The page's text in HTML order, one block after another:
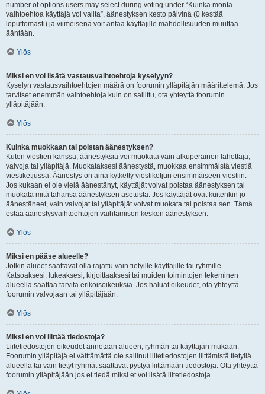
number of options users may select during voting under “Kuinka monta
vaihtoehtoa käyttäjä voi valita”, äänestyksen kesto päivinä (0 kestää
loputtomasti) ja viimeisenä voit antaa käyttäjille mahdollisuuden muuttaa
ääntään.
Ylös
Miksi en voi lisätä vastausvaihtoehtoja kyselyyn?
Kyselyn vastausvaihtoehtojen määrä on foorumin ylläpitäjän määrittelemä. Jos
tarvitset enemmän vaihtoehtoja kuin on sallittu, ota yhteyttä foorumin
ylläpitäjään.
Ylös
Kuinka muokkaan tai poistan äänestyksen?
Kuten viestien kanssa, äänestyksiä voi muokata vain alkuperäinen lähettäjä,
valvoja tai ylläpitäjä. Muokataksesi äänestystä, muokkaa ensimmäistä viestiä
viestiketjussa. Äänestys on aina kytketty viestiketjun ensimmäiseen viestiin.
Jos kukaan ei ole vielä äänestänyt, käyttäjät voivat poistaa äänestyksen tai
muokata mitä tahansa äänestyksen asetusta. Jos käyttäjät ovat kuitenkin jo
äänestäneet, vain valvojat tai ylläpitäjät voivat muokata tai poistaa sen. Tämä
estää äänestysvaihtoehtojen vaihtamisen kesken äänestyksen.
Ylös
Miksi en pääse alueelle?
Jotkin alueet saattavat olla rajattu vain tietyille käyttäjille tai ryhmille.
Katsoaksesi, lukeaksesi, kirjoittaaksesi tai muiden toimintojen tekeminen
alueella saattaa tarvita erikoisoikeuksia. Jos haluat oikeudet, ota yhteyttä
foorumin valvojaan tai ylläpitäjään.
Ylös
Miksi en voi liittää tiedostoja?
Liitetiedostojen oikeudet annetaan alueen, ryhmän tai käyttäjän mukaan.
Foorumin ylläpitäjä ei välttämättä ole sallinut liitetiedostojen liittämistä tietyllä
alueella tai vain tietyt ryhmät saattavat pystyä liittämään tiedostoja. Ota yhteyttä
foorumin ylläpitäjään jos et tiedä miksi et voi lisätä liitetiedostoja.